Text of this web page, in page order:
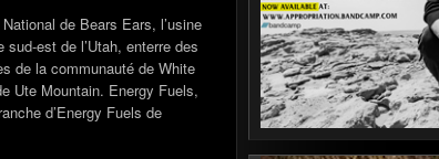
de Bears Ears, l’usine
est de l’Utah, enterre des
de la communauté de White
Ute Mountain. Energy Fuels,
d’Energy Fuels de